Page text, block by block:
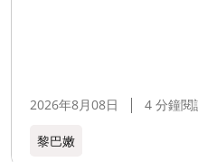
2026年8月08日 4 分鐘閱
黎巴嫩​